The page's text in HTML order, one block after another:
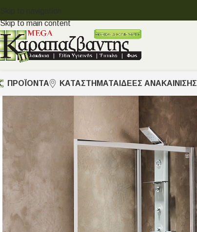
Skip to navigation
Skip to main content
ΠΡΟΪΟΝΤΑ ΚΑΤΑΣΤΗΜΑΤΑ ΙΔΈΕΣ ΑΝΑΚΑΊΝΙΣΗΣ